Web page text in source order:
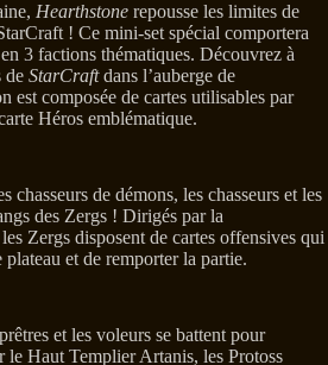
Hearthstone repousse les limites de
! Ce mini-set spécial comportera
3 factions thématiques. Découvrez à
de StarCraftdans l’auberge de
est composée de cartes utilisables par
Héros emblématique.
chasseurs de démons, les chasseurs et les
des Zergs ! Dirigés par la
Zergs disposent de cartes offensives qui
et de remporter la partie.
et les voleurs se battent pour
le Haut Templier Artanis, les Protoss